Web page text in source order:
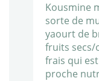
Kousmine
sorte de
yaourt de
fruits secs/
frais qui
proche